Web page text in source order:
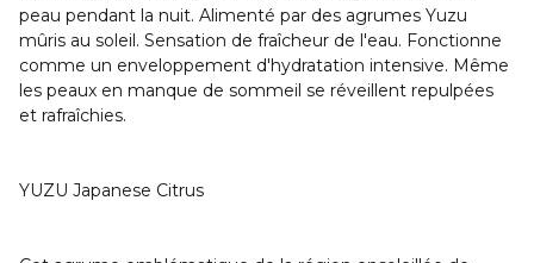
peau pendant la nuit. Alimenté par des agrumes Yuzu
mûris au soleil. Sensation de fraîcheur de l'eau. Fonctionne
comme un enveloppement d'hydratation intensive. Même
les peaux en manque de sommeil se réveillent repulpées
et rafraîchies.
YUZU Japanese Citrus